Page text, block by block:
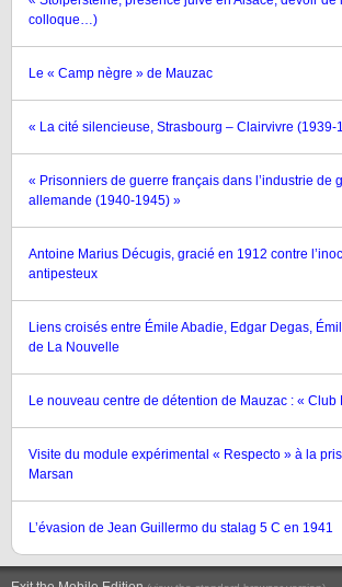
colloque…)
Le « Camp nègre » de Mauzac
« La cité silencieuse, Strasbourg – Clairvivre (1939-
« Prisonniers de guerre français dans l’industrie de
allemande (1940-1945) »
Antoine Marius Décugis, gracié en 1912 contre
antipesteux
Liens croisés entre Émile Abadie, Edgar Degas,
de La Nouvelle
Le nouveau centre de détention de Mauzac : « Club
Visite du module expérimental « Respecto » à la
Marsan
L’évasion de Jean Guillermo du stalag 5 C en 1941